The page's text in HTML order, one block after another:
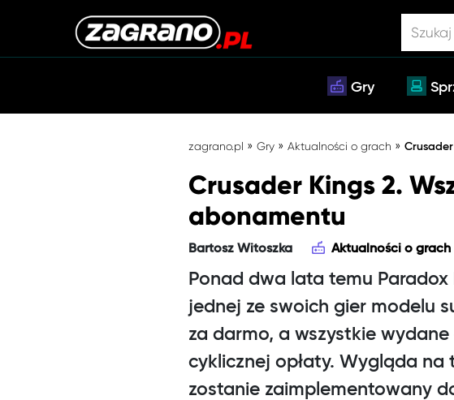
Gry
zagrano.pl » Gry » Aktualności o grach »
Crusader Kings 2.
abonamentu
Bartosz Witoszka Aktualności o grach
Ponad dwa lata temu
jednej ze swoich gier modelu
za darmo, a wszystkie
cyklicznej opłaty. Wygląda na
zostanie zaimplementowany